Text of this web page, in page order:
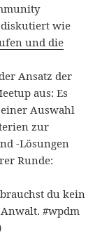
wie
und die
Ansatz der
aus: Es
Auswahl
zur
-Lösungen
Runde: